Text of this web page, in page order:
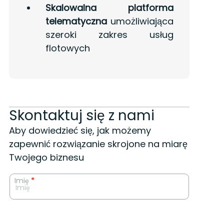
Skalowalna platforma
telematyczna umożliwiająca
szeroki zakres usług
flotowych
Skontaktuj się z nami
Aby dowiedzieć się, jak możemy
zapewnić rozwiązanie skrojone na miarę
Twojego biznesu
News
contact
form
Imię *